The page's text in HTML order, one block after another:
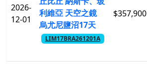
2026-
12-01
利維亞 天空之鏡
烏尤尼鹽沼17天
LIM17BRA261201A
$357,900